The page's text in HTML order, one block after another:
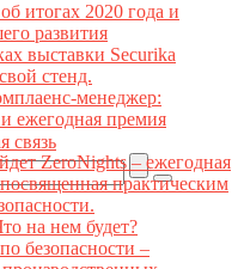
связь
итогах 2020 года и
развития
выставки Securika
стенд.
менеджер:
ежегодная премия
ZeroNights – ежегодная
практическим
на нем будет?
безопасности –